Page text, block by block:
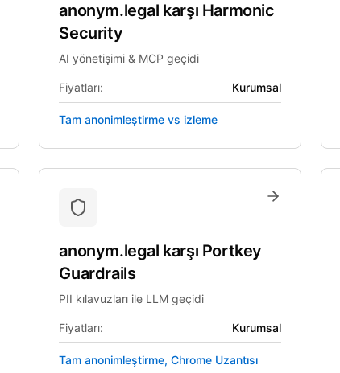
anonym.legal karşı Harmonic
Security
AI yönetişimi & MCP geçidi
Fiyatları: Kurumsal
Tam anonimleştirme vs izleme
anonym.legal karşı Portkey
Guardrails
PII kılavuzları ile LLM geçidi
Fiyatları: Kurumsal
Tam anonimleştirme, Chrome Uzantısı